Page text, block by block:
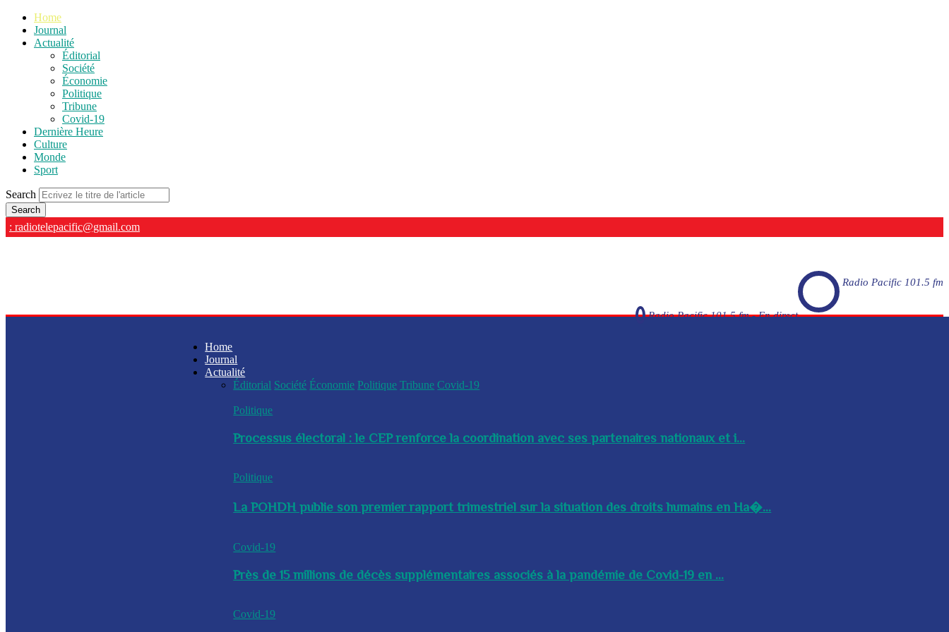
Home
Journal
Actualité
Éditorial
Société
Économie
Politique
Tribune
Covid-19
Dernière Heure
Culture
Monde
Sport
Search
: radiotelepacific@gmail.com
Radio Pacific 101.5 fm
Radio Pacific 101.5 fm - En direct
Home
Journal
Actualité
Éditorial Société Économie Politique Tribune Covid-19
Politique
Processus électoral : le CEP renforce la coordination avec ses partenaires nationaux et i...
Politique
La POHDH publie son premier rapport trimestriel sur la situation des droits humains en Ha�...
Covid-19
Près de 15 millions de décès supplémentaires associés à la pandémie de Covid-19 en ...
Covid-19